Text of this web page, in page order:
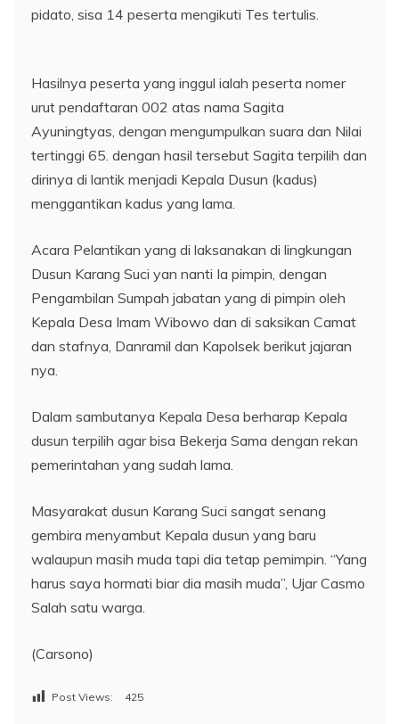
pidato, sisa 14 peserta mengikuti Tes tertulis.
Hasilnya peserta yang inggul ialah peserta nomer
urut pendaftaran 002 atas nama Sagita
Ayuningtyas, dengan mengumpulkan suara dan Nilai
tertinggi 65. dengan hasil tersebut Sagita terpilih dan
dirinya di lantik menjadi Kepala Dusun (kadus)
menggantikan kadus yang lama.
Acara Pelantikan yang di laksanakan di lingkungan
Dusun Karang Suci yan nanti Ia pimpin, dengan
Pengambilan Sumpah jabatan yang di pimpin oleh
Kepala Desa Imam Wibowo dan di saksikan Camat
dan stafnya, Danramil dan Kapolsek berikut jajaran
nya.
Dalam sambutanya Kepala Desa berharap Kepala
dusun terpilih agar bisa Bekerja Sama dengan rekan
pemerintahan yang sudah lama.
Masyarakat dusun Karang Suci sangat senang
gembira menyambut Kepala dusun yang baru
walaupun masih muda tapi dia tetap pemimpin. “Yang
harus saya hormati biar dia masih muda”, Ujar Casmo
Salah satu warga.
(Carsono)
Post Views: 425